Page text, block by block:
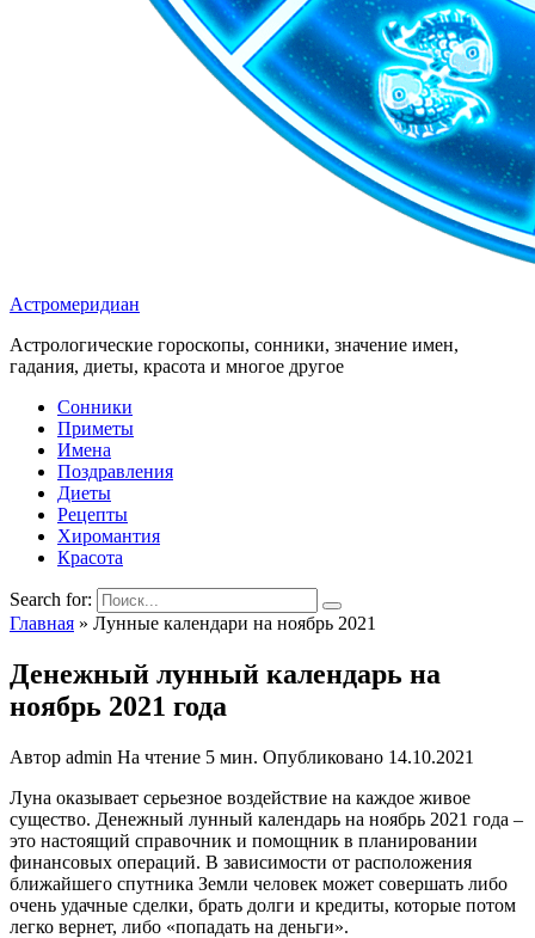
Астромеридиан
Астрологические гороскопы, сонники, значение имен,
гадания, диеты, красота и многое другое
Сонники
Приметы
Имена
Поздравления
Диеты
Рецепты
Хиромантия
Красота
Search for:
Главная » Лунные календари на ноябрь 2021
Денежный лунный календарь на
ноябрь 2021 года
Автор admin На чтение 5 мин. Опубликовано 14.10.2021
Луна оказывает серьезное воздействие на каждое живое
существо. Денежный лунный календарь на ноябрь 2021 года –
это настоящий справочник и помощник в планировании
финансовых операций. В зависимости от расположения
ближайшего спутника Земли человек может совершать либо
очень удачные сделки, брать долги и кредиты, которые потом
легко вернет, либо «попадать на деньги».